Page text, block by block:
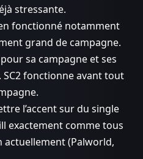
stressante.
fonctionné notamment
grand de campagne.
sa campagne et ses
fonctionne avant tout
l’accent sur du single
exactement comme tous
actuellement (Palworld,